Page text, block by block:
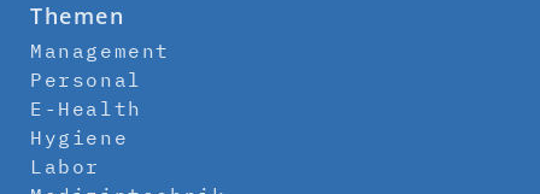
Themen
Management
Personal
E-Health
Hygiene
Labor